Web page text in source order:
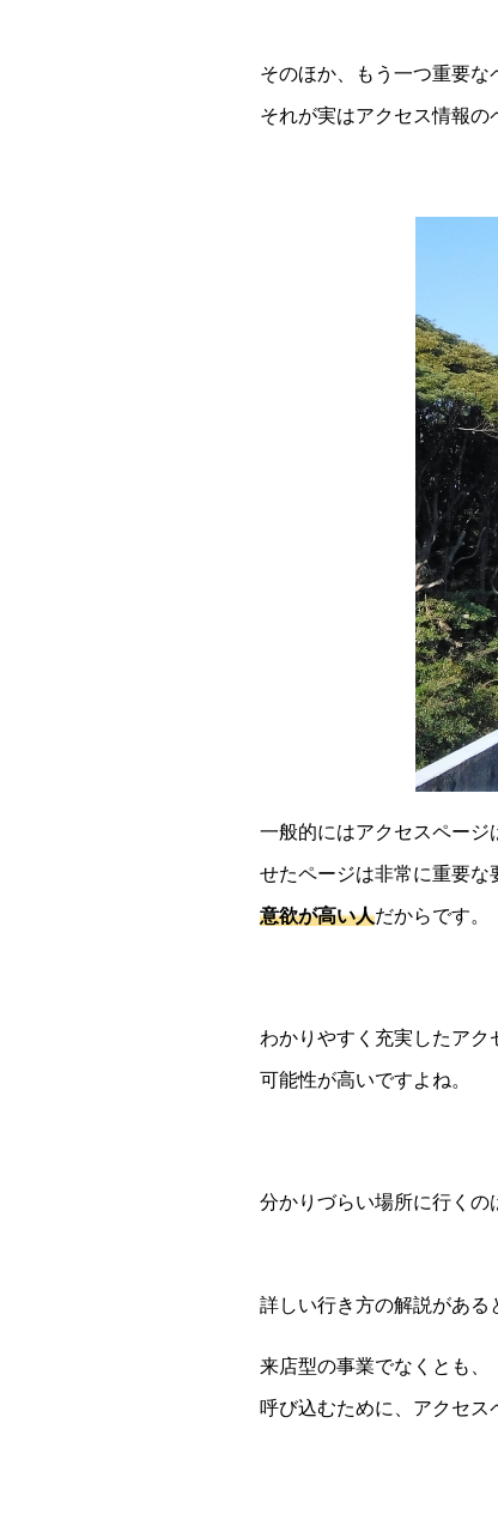
そのほか、もう一つ重要な
それが実はアクセス情報の
一般的にはアクセスペー
せたページは非常に重要な
意欲が高い人だからです。
わかりやすく充実したア
可能性が高いですよね。
分かりづらい場所に行くの
詳しい行き方の解説がある
来店型の事業でなくとも、
呼び込むために、アクセス